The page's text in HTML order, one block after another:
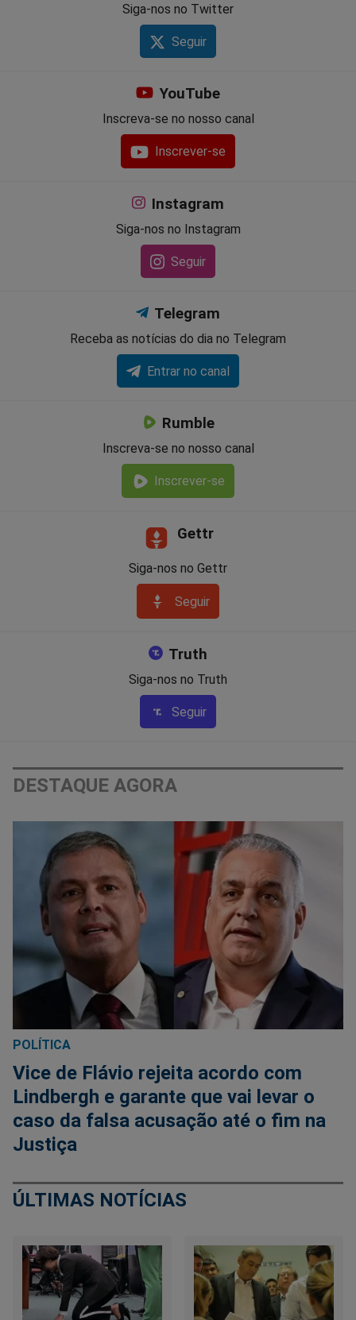
Siga-nos no Twitter
Seguir
YouTube
Inscreva-se no nosso canal
Inscrever-se
Instagram
Siga-nos no Instagram
Seguir
Telegram
Receba as notícias do dia no Telegram
Entrar no canal
Rumble
Inscreva-se no nosso canal
Inscrever-se
Gettr
Siga-nos no Gettr
Seguir
Truth
Siga-nos no Truth
Seguir
DESTAQUE AGORA
POLÍTICA
Vice de Flávio rejeita acordo com
Lindbergh e garante que vai levar o
caso da falsa acusação até o fim na
Justiça
ÚLTIMAS NOTÍCIAS